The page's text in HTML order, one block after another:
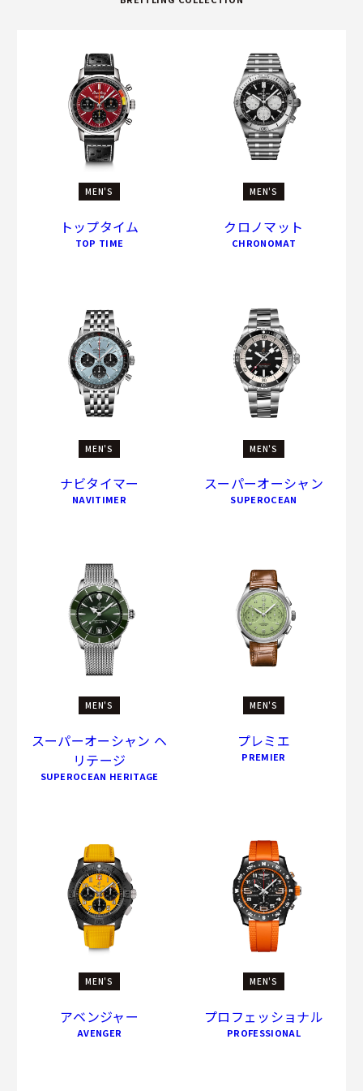
MEN'S
トップタイム
TOP TIME
MEN'S
クロノマット
CHRONOMAT
MEN'S
ナビタイマー
NAVITIMER
MEN'S
スーパーオーシャン
SUPEROCEAN
MEN'S
スーパーオーシャン ヘ
リテージ
SUPEROCEAN HERITAGE
MEN'S
プレミエ
PREMIER
MEN'S
アベンジャー
AVENGER
MEN'S
プロフェッショナル
PROFESSIONAL